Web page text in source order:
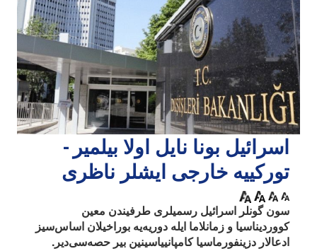
اسرائیل بونا نایل اولا بیلمیر -
تورکییه خارجی ایشلر ناظری
سون گونلر اسرائیل رسمیلری طرفیندن معین
کووردیناسیا و زمانلاما ایله دوریه‌یه بوراخیلان اساس‌سیز
ادعالار دزینفورماسیا کامپانییاسینین بیر حصه‌سی‌دیر.